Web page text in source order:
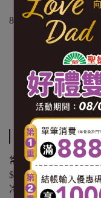
【投保產品責任險
8514PDT00618
【食物過敏原標示】-
【內容物成分】石榴汁
【內容量(重量)】
【保存期限(總效期)
【原產地(國)】亞賽
運送方式
常溫商品：黑貓常溫
$100 運費。
冷凍商品：黑貓冷凍